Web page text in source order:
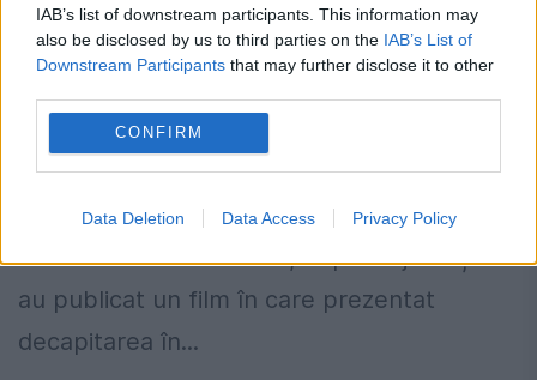
IAB’s list of downstream participants. This information may
also be disclosed by us to third parties on the IAB’s List of
Downstream Participants that may further disclose it to other
CONFIRM
Data Deletion Data Access Privacy Policy
ISIS are motive de GROAZĂ. O altă ţară
a început ZDROBIREA Statului Islamic
16 FEBRUARIE 2015
Armata egipteană a declarat, luni, că a
bombardat o serie de ţinte militare ale
Statului Islamic din Libia, după ce jihadiştii
au publicat un film în care prezentat
decapitarea în...